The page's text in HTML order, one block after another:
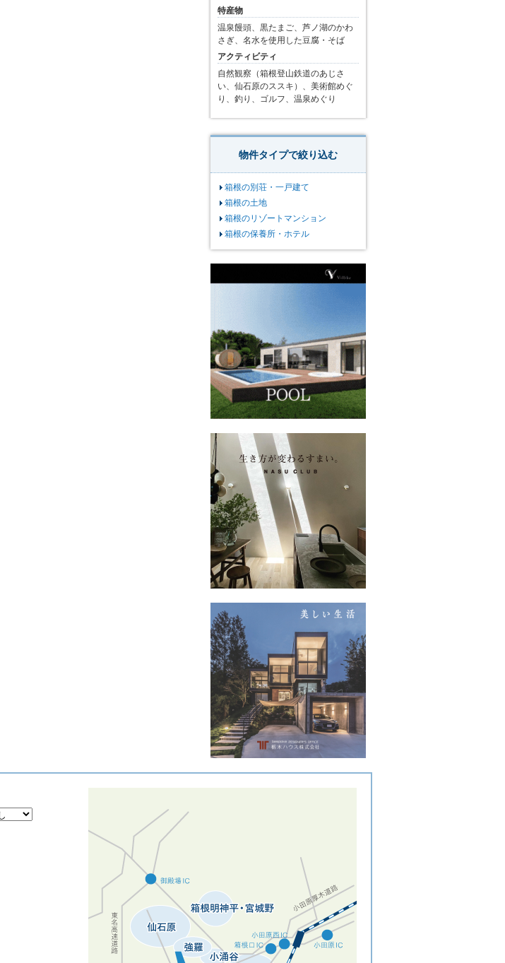
特産物
温泉饅頭、黒たまご、芦ノ湖のかわ
さぎ、名水を使用した豆腐・そば
アクティビティ
自然観察（箱根登山鉄道のあじさ
い、仙石原のススキ）、美術館めぐ
り、釣り、ゴルフ、温泉めぐり
物件タイプで絞り込む
箱根の別荘・一戸建て
箱根の土地
箱根のリゾートマンション
箱根の保養所・ホテル